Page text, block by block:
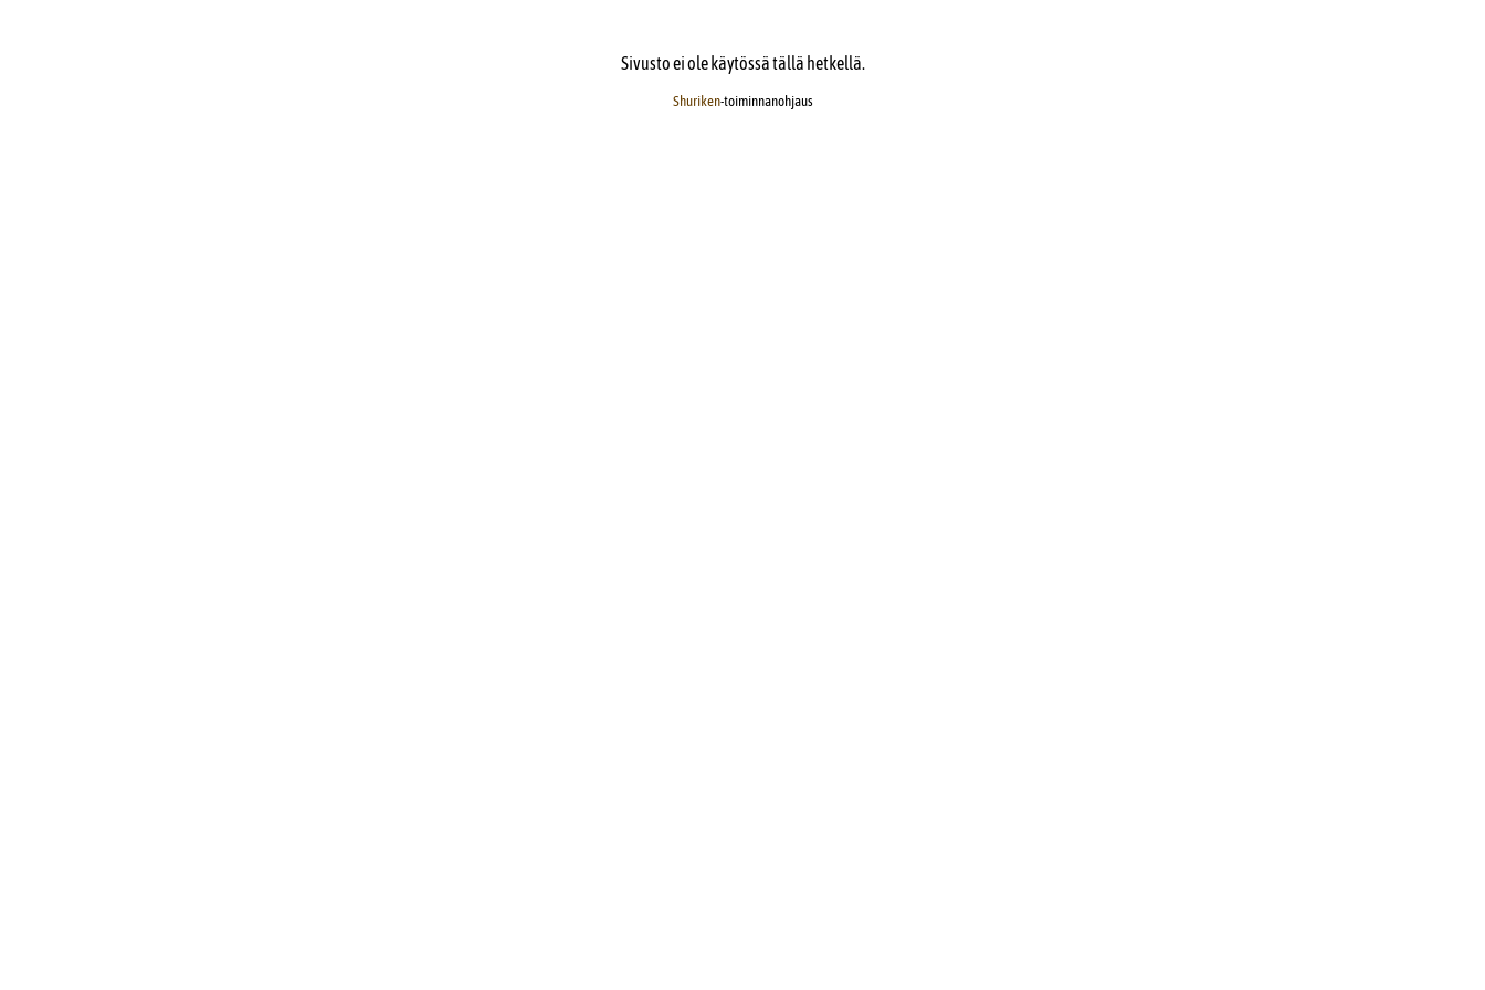
Sivusto ei ole käytössä tällä hetkellä.
Shuriken-toiminnanohjaus